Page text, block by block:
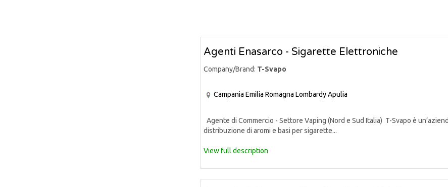
Agenti Enasarco - Sigarette Elettroniche
Company/Brand: T-Svapo
Campania Emilia Romagna LombardyApulia
Agente di Commercio - Settore Vaping (Nord e Sud Italia) T-Svapo è
distribuzione di aromi e basi per sigarette...
View full description